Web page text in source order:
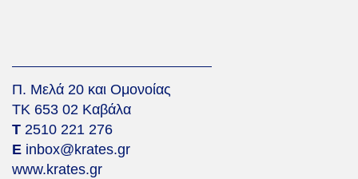
Π. Μελά 20 και Ομονοίας
ΤΚ 653 02 Καβάλα
Τ 2510 221 276
Ε inbox@krates.gr
www.krates.gr